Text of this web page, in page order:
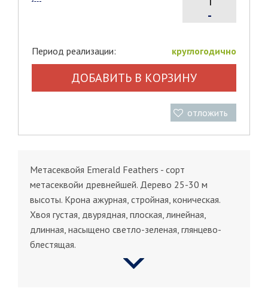
-
Период реализации: круглогодично
ДОБАВИТЬ В КОРЗИНУ
отложить
Метасеквойя Emerald Feathers - сорт
метасеквойи древнейшей. Дерево 25-30 м
высоты. Крона ажурная, стройная, коническая.
Хвоя густая, двурядная, плоская, линейная,
длинная, насыщено светло-зеленая, глянцево-
блестящая.